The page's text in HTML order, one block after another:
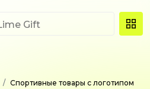
Спортивные товары с логотипом